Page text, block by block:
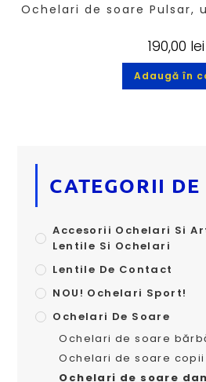
Ochelari de soare Pulsar,
190,00 lei
Adaugă în
CATEGORII DE
Accesorii Ochelari Si
Lentile Si Ochelari
Lentile De Contact
NOU! Ochelari Sport!
Ochelari De Soare
Ochelari de soare
Ochelari de soare copii
Ochelari de soare